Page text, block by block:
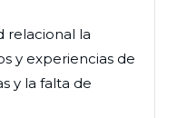
relacional la
y experiencias de
y la falta de